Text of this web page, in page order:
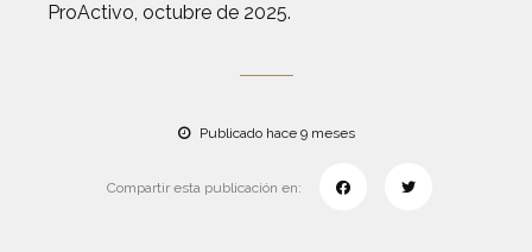
ProActivo, octubre de 2025.
Publicado hace 9 meses
Compartir esta publicación en: